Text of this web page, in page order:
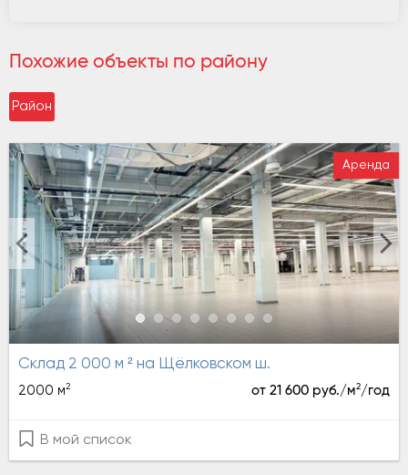
Похожие объекты по району
Район
Аренда
Склад 2 000 м ² на Щёлковском ш.
2000 м2 от 21 600 руб./м2/год
В мой список